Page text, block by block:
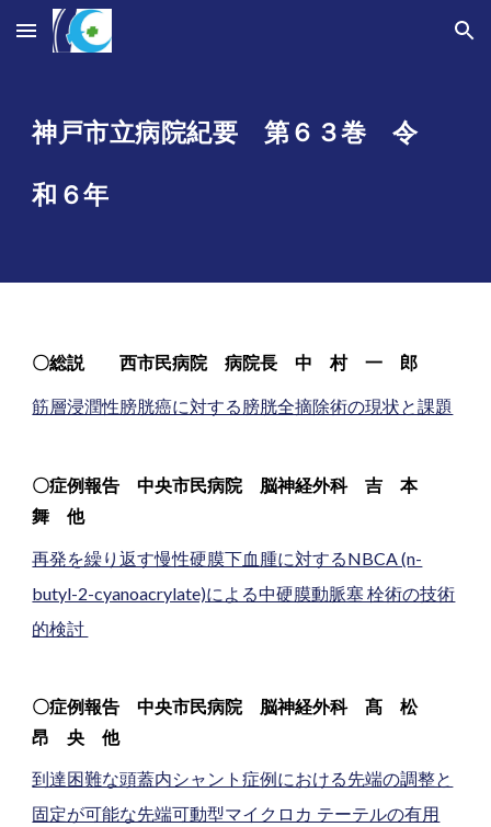
Skip to main content Skip to navigation
神戸市立病院紀要 第６ ３巻 令
和 ６年
〇総説 西市民病院 病院長中 村 一 郎
筋層浸潤性膀胱癌に対する膀胱全摘除術の現状と課題
〇症例報告 中央市民病院 脳神経外科
吉 本
舞 他
再発を繰り返す慢性硬膜下血腫に対するNBCA (n-
butyl-2-cyanoacrylate)による中硬膜動脈塞 栓術の技術
的検討
〇症例報告 中央市民病院 脳神経外科
髙 松
昂 央 他
到達困難な頭蓋内シャント症例における先端の調整と
固定が可能な先端可動型マイクロカ テーテルの有用